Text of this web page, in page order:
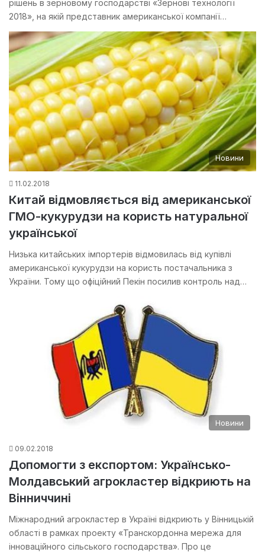
рішень в зерновому господарстві «Зернові технології
2018», на якій представник американської компанії…
Новини
11.02.2018
Китай відмовляється від американської
ГМО-кукурудзи на користь натуральної
української
Низька китайських імпортерів відмовилась від купівлі
американської кукурудзи на користь постачальника з
України. Тому що офіційний Пекін посилив контроль над…
Новини
09.02.2018
Допомогти з експортом: Українсько-
Молдавський агрокластер відкриють на
Вінниччині
Міжнародний агрокластер в Україні відкриють у Вінницькій
області в рамках проекту «Транскордонна мережа для
інноваційного сільського господарства». Про це